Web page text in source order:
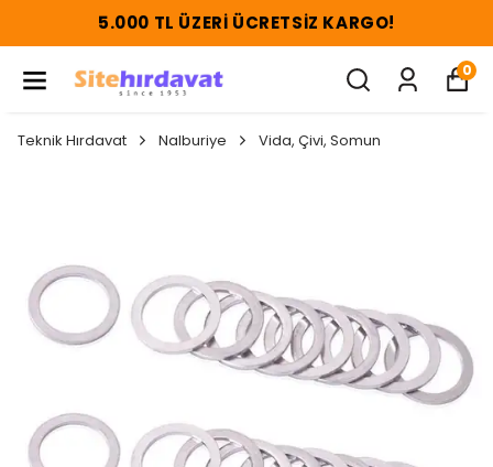
5.000 TL ÜZERI ÜCRETSIZ KARGO!
0
Teknik Hırdavat Nalburiye Vida, Çivi, Somun